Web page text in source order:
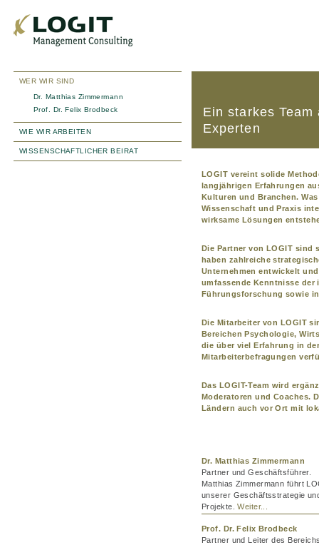
WER WIR SIND
Dr. Matthias Zimmermann
Prof. Dr. Felix Brodbeck
WIE WIR ARBEITEN
WISSENSCHAFTLICHER BEIRAT
Ein starkes Team
Experten
LOGIT vereint solide
langjährigen Erfahrungen
Kulturen und Branchen.
Wissenschaft und Praxis
wirksame Lösungen
Die Partner von LOGIT sind
haben zahlreiche
Unternehmen entwickelt
umfassende Kenntnisse
Führungsforschung sowie
Die Mitarbeiter von LOGIT
Bereichen Psychologie,
die über viel Erfahrung in
Mitarbeiterbefragungen
Das LOGIT-Team wird
Moderatoren und Coaches.
Ländern auch vor Ort mit
Dr. Matthias Zimmermann
Partner und Geschäftsführer.
Matthias Zimmermann führt
unserer Geschäftsstrategie
Projekte.Weiter...
Prof. Dr. Felix Brodbeck
Partner und Leiter des